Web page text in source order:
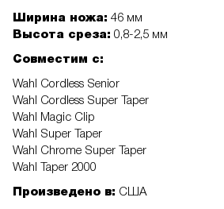
Ширина ножа: 46 мм
Высота среза: 0,8-2,5 мм
Совместим с:
Wahl Cordless Senior
Wahl Cordless Super Taper
Wahl Magic Clip
Wahl Super Taper
Wahl Chrome Super Taper
Wahl Taper 2000
Произведено в: США